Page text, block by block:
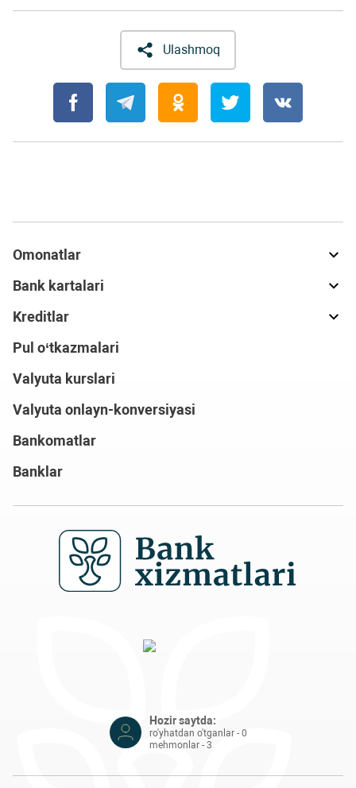
Ulashmoq
Omonatlar
Bank kartalari
Kreditlar
Pul o‘tkazmalari
Valyuta kurslari
Valyuta onlayn-konversiyasi
Bankomatlar
Banklar
Hozir saytda:
ro'yhatdan o'tganlar - 0
mehmonlar - 3